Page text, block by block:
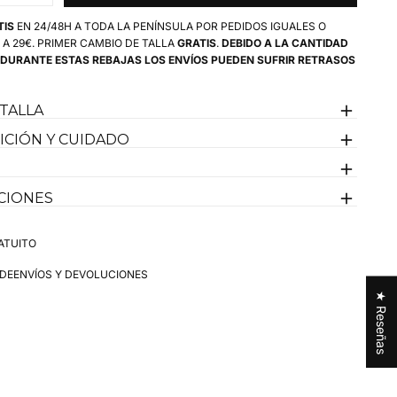
al tacto, ideal para llevarlo muchas horas.
muy bien para golf y planes activos, pero también encaja
actual, relajado pero bien definido.Recomendamos una
Capote bordado con nuestra bandera de España, en el
con polo, sudadera ligera o jersey fino según el
la talla 44 y mide 1,85 cm y pesa 80kg.
cantidad
para
Pantalón
Jogger
Fino
EN 24/48H A TODA LA PENÍNSULA POR PEDIDOS IGUALES O
A 29€. PRIMER CAMBIO DE TALLAGRATIS.DEBIDO A LA CANTIDAD
ESTAS REBAJAS LOS ENVÍOS PUEDEN SUFRIR RETRASOS
Y CUIDADO
ENVÍOS Y DEVOLUCIONES
★ Reseñas